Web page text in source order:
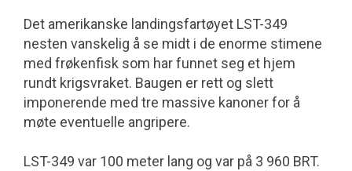
Det amerikanske landingsfartøyet LST-349
nesten vanskelig å se midt i de enorme stimene
med frøkenfisk som har funnet seg et hjem
rundt krigsvraket. Baugen er rett og slett
imponerende med tre massive kanoner for å
møte eventuelle angripere.
LST-349 var 100 meter lang og var på 3 960 BRT.